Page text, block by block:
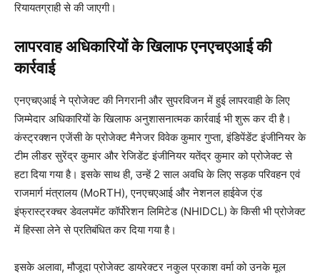
रियायतग्राही से की जाएगी।
लापरवाह अधिकारियों के खिलाफ एनएचएआई की
कार्रवाई
एनएचएआई ने प्रोजेक्ट की निगरानी और सुपरविजन में हुई लापरवाही के लिए
जिम्मेदार अधिकारियों के खिलाफ अनुशासनात्मक कार्रवाई भी शुरू कर दी है।
कंस्ट्रक्शन एजेंसी के प्रोजेक्ट मैनेजर विवेक कुमार गुप्ता, इंडिपेंडेंट इंजीनियर के
टीम लीडर सुरेंद्र कुमार और रेजिडेंट इंजीनियर यतेंद्र कुमार को प्रोजेक्ट से
हटा दिया गया है। इसके साथ ही, उन्हें 2 साल अवधि के लिए सड़क परिवहन एवं
राजमार्ग मंत्रालय (MoRTH), एनएचएआई और नेशनल हाईवेज एंड
इंफ्रास्ट्रक्चर डेवलपमेंट कॉर्पोरेशन लिमिटेड (NHIDCL) के किसी भी प्रोजेक्ट
में हिस्सा लेने से प्रतिबंधित कर दिया गया है।
इसके अलावा, मौजूदा प्रोजेक्ट डायरेक्टर नकुल प्रकाश वर्मा को उनके मूल